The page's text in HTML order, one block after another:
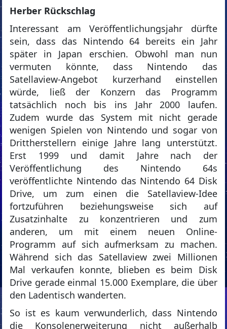
Herber Rückschlag
Interessant am Veröffentlichungsjahr dürfte
sein, dass das Nintendo 64 bereits ein Jahr
später in Japan erschien. Obwohl man nun
vermuten könnte, dass Nintendo das
Satellaview-Angebot kurzerhand einstellen
würde, ließ der Konzern das Programm
tatsächlich noch bis ins Jahr 2000 laufen.
Zudem wurde das System mit nicht gerade
wenigen Spielen von Nintendo und sogar von
Drittherstellern einige Jahre lang unterstützt.
Erst 1999 und damit Jahre nach der
Veröffentlichung des Nintendo 64s
veröffentlichte Nintendo das Nintendo 64 Disk
Drive, um zum einen die Satellaview-Idee
fortzuführen beziehungsweise sich auf
Zusatzinhalte zu konzentrieren und zum
anderen, um mit einem neuen Online-
Programm auf sich aufmerksam zu machen.
Während sich das Satellaview zwei Millionen
Mal verkaufen konnte, blieben es beim Disk
Drive gerade einmal 15.000 Exemplare, die über
den Ladentisch wanderten.
So ist es kaum verwunderlich, dass Nintendo
die Konsolenerweiterung nicht außerhalb